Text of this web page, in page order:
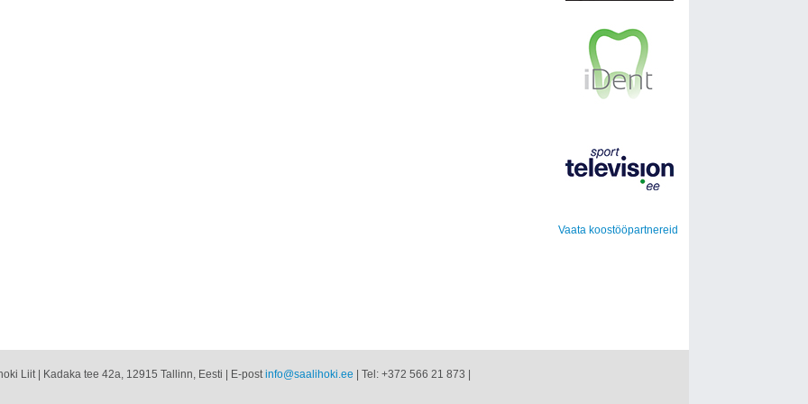
Vaata koostööpartnereid
Liit | Kadaka tee 42a, 12915 Tallinn, Eesti | E-postinfo@saalihoki.ee | Tel: +372 566 21 873 |